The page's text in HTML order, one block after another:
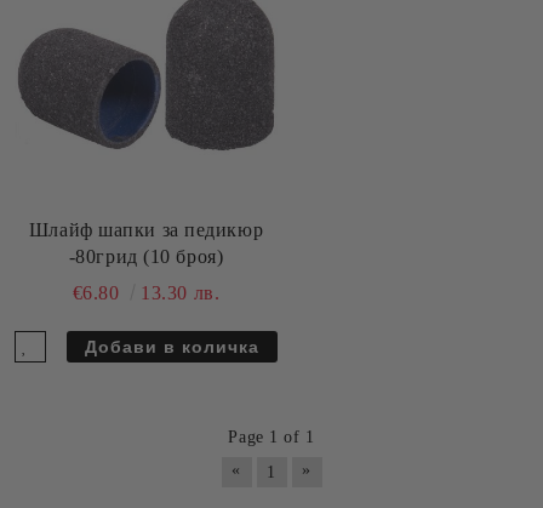
Шлайф шапки за педикюр
-80грид (10 броя)
€6.80
13.30 лв.
Page 1 of 1
«
1 »